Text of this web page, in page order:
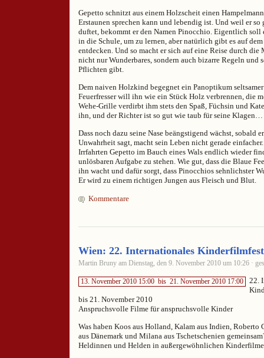
Gepetto schnitzt aus einem Holzscheit einen
Erstaunen sprechen kann und lebendig ist. Und weil er
duftet, bekommt er den Namen Pinocchio. Eigentlich soll
in die Schule, um zu lernen, aber natürlich gibt es auf
entdecken. Und so macht er sich auf eine Reise durch die
nicht nur Wunderbares, sondern auch bizarre Regeln und
Pflichten gibt.
Dem naiven Holzkind begegnet ein Panoptikum
Feuerfresser will ihn wie ein Stück Holz verbrennen, die
Wehe-Grille verdirbt ihm stets den Spaß, Füchsin und
ihn, und der Richter ist so gut wie taub für seine Klagen…
Dass noch dazu seine Nase beängstigend wächst, sobald
Unwahrheit sagt, macht sein Leben nicht gerade
Irrfahrten Gepetto im Bauch eines Wals endlich wieder
unlösbaren Aufgabe zu stehen. Wie gut, dass die Blaue
ihn wacht und dafür sorgt, dass Pinocchios sehnlichster
Er wird zu einem richtigen Jungen aus Fleisch und Blut.
Kommentare
Wien: 22. Internationales
Martin Bruny am Dienstag, den 9. November 2010 um 10:26 ·
13. November 2010 15:00 bis 21. November 2010 17:00
22.
bis 21. November 2010
Anspruchsvolle Filme für anspruchsvolle Kinder
Was haben Koos aus Holland, Kalam aus Indien, Roberto
aus Dänemark und Milana aus Tschetschenien
Heldinnen und Helden in außergewöhnlichen